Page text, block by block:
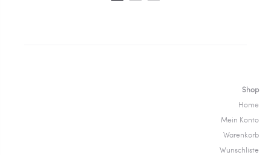
Shop
Home
Mein Konto
Warenkorb
Wunschliste